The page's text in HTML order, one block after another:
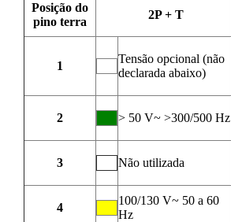
Posição do
pino terra
2P + T
1
Tensão opcional (não
declarada abaixo)
2 > 50 V~ >300/500 Hz
3 Não utilizada
4
100/130 V~ 50 a 60
Hz